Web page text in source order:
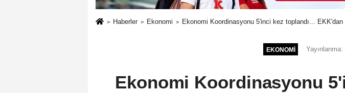
Haberler Ekonomi Ekonomi Koordinasyonu 5'inci kez toplandı... EKK'dan
EKONOMI
Ekonomi Koordinasyonu